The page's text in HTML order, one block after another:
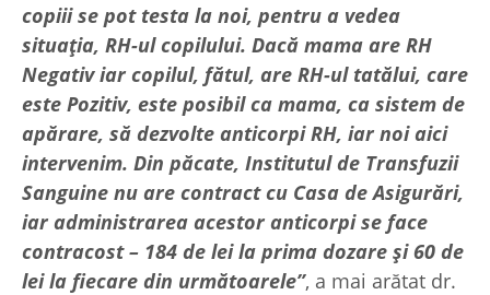
copiii se pot testa la noi, pentru a vedea
situația, RH-ul copilului. Dacă mama are RH
Negativ iar copilul, fătul, are RH-ul tatălui, care
este Pozitiv, este posibil ca mama, ca sistem de
apărare, să dezvolte anticorpi RH, iar noi aici
intervenim. Din păcate, Institutul de Transfuzii
Sanguine nu are contract cu Casa de Asigurări,
iar administrarea acestor anticorpi se face
contracost – 184 de lei la prima dozare și 60 de
lei la fiecare din următoarele”, a mai arătat dr.